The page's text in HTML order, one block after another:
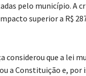
pelo município. A
superior a R$
considerou que a lei
a Constituição e, por